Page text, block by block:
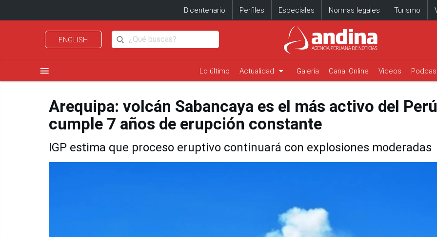
Bicentenario Perfiles Especiales Normas legales Turismo
ENGLISH
menu Lo último Actualidad arrow_drop_down Galería Canal Online Videos
Arequipa: volcán Sabancaya es el más activo del
cumple 7 años de erupción constante
IGP estima que proceso eruptivo continuará con explosiones moderadas